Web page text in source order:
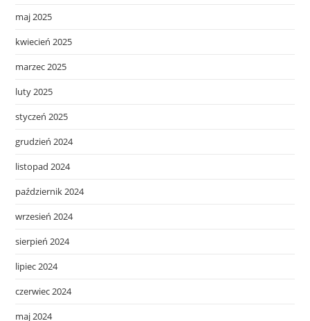
maj 2025
kwiecień 2025
marzec 2025
luty 2025
styczeń 2025
grudzień 2024
listopad 2024
październik 2024
wrzesień 2024
sierpień 2024
lipiec 2024
czerwiec 2024
maj 2024